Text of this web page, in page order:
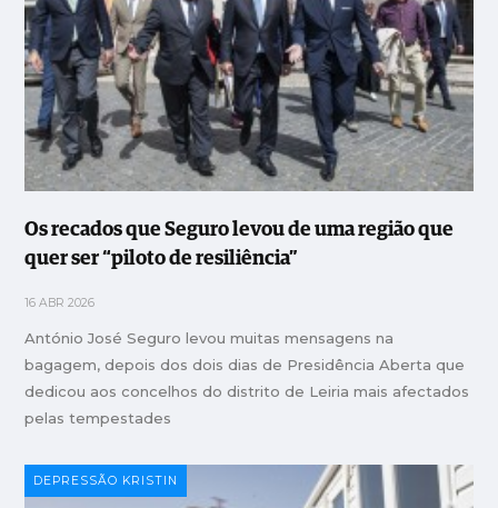
Os recados que Seguro levou de uma região que
quer ser “piloto de resiliência”
16 ABR 2026
António José Seguro levou muitas mensagens na
bagagem, depois dos dois dias de Presidência Aberta que
dedicou aos concelhos do distrito de Leiria mais afectados
pelas tempestades
DEPRESSÃO KRISTIN